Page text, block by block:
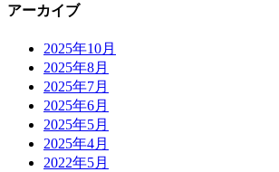
アーカイブ
2025年10月
2025年8月
2025年7月
2025年6月
2025年5月
2025年4月
2022年5月